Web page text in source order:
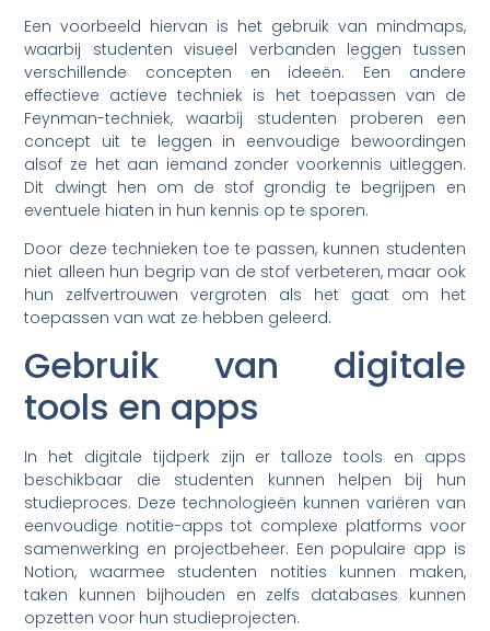
Een voorbeeld hiervan is het gebruik van mindmaps,
waarbij studenten visueel verbanden leggen tussen
verschillende concepten en ideeën. Een andere
effectieve actieve techniek is het toepassen van de
Feynman-techniek, waarbij studenten proberen een
concept uit te leggen in eenvoudige bewoordingen
alsof ze het aan iemand zonder voorkennis uitleggen.
Dit dwingt hen om de stof grondig te begrijpen en
eventuele hiaten in hun kennis op te sporen.
Door deze technieken toe te passen, kunnen studenten
niet alleen hun begrip van de stof verbeteren, maar ook
hun zelfvertrouwen vergroten als het gaat om het
toepassen van wat ze hebben geleerd.
Gebruik van digitale
tools en apps
In het digitale tijdperk zijn er talloze tools en apps
beschikbaar die studenten kunnen helpen bij hun
studieproces. Deze technologieën kunnen variëren van
eenvoudige notitie-apps tot complexe platforms voor
samenwerking en projectbeheer. Een populaire app is
Notion, waarmee studenten notities kunnen maken,
taken kunnen bijhouden en zelfs databases kunnen
opzetten voor hun studieprojecten.